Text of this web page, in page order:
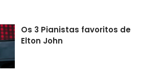
Os 3 Pianistas favoritos de
Elton John